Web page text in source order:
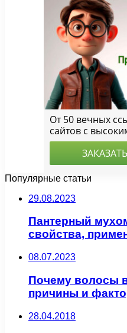
Популярные статьи
29.08.2023
Пантерный
свойства,
08.07.2023
Почему волосы
причины и
28.04.2018